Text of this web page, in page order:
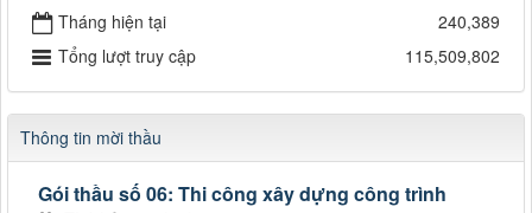
Tháng hiện tại
240,389
Tổng lượt truy cập
115,509,802
Thông tin mời thầu
Gói thầu số 06: Thi công xây dựng công trình